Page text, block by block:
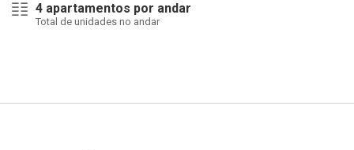
4 apartamentos por andar
Total de unidades no andar